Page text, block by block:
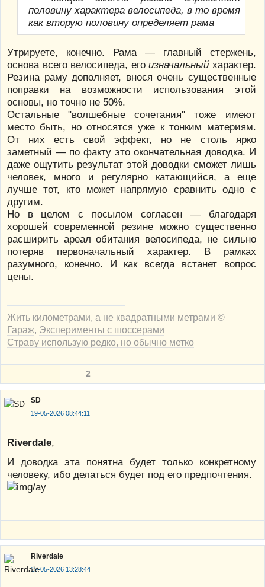
половину характера велосипеда, в то время
как вторую половину определяет рама
Утрируете, конечно. Рама — главный стержень,
основа всего велосипеда, егоизначальный характер.
Резина раму дополняет, внося очень существенные
поправки на возможности использования этой
основы, но точно не 50%.
Остальные "волшебные сочетания" тоже имеют
место быть, но относятся уже к тонким материям.
От них есть свой эффект, но не столь ярко
заметный — по факту это окончательная доводка. И
даже ощутить результат этой доводки сможет лишь
человек, много и регулярно катающийся, а еще
лучше тот, кто может напрямую сравнить одно с
другим.
Но в целом с посылом согласен — благодаря
хорошей современной резине можно существенно
расширить ареал обитания велосипеда, не сильно
потеряв первоначальный характер. В рамках
разумного, конечно. И как всегда встанет вопрос
цены.
Жить километрами, а не квадратными метрами ©
Гараж, Эксперименты с шоссерами
Страву использую редко, но обычно метко
2
SD
19-05-2026 08:44:11
Riverdale,
И доводка эта понятна будет только конкретному
человеку, ибо делаться будет под его предпочтения.
Riverdale
19-05-2026 13:28:44